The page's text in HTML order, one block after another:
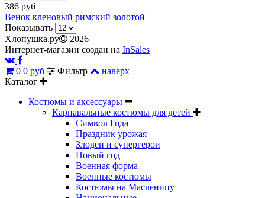
386 руб
Венок кленовый римский золотой
Показывать
Хлопушка.ру
2026
Интернет-магазин создан на InSales
0 0 руб Фильтр
наверх
Каталог
Костюмы и аксессуары
Карнавальные костюмы для детей
Символ Года
Праздник урожая
Злодеи и супергерои
Новый год
Военная форма
Военные костюмы
Костюмы на Масленицу